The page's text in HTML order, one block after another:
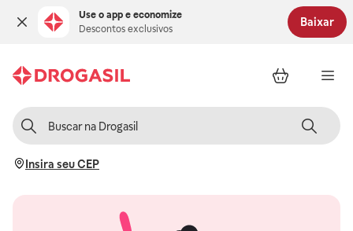
Use o app e economize
Descontos exclusivos
Baixar
Insira seu CEP